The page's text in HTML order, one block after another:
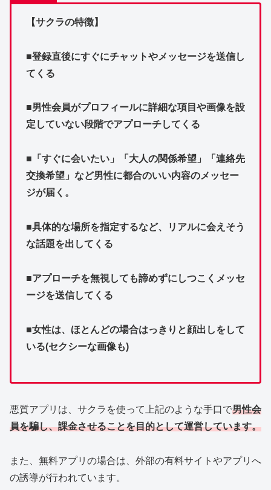
【サクラの特徴】
■登録直後にすぐにチャットやメッセージを送信し
てくる
■男性会員がプロフィールに詳細な項目や画像を設
定していない段階でアプローチしてくる
■「すぐに会いたい」「大人の関係希望」「連絡先
交換希望」など男性に都合のいい内容のメッセー
ジが届く。
■具体的な場所を指定するなど、リアルに会えそう
な話題を出してくる
■アプローチを無視しても諦めずにしつこくメッセ
ージを送信してくる
■女性は、ほとんどの場合はっきりと顔出しをして
いる(セクシーな画像も)
悪質アプリは、サクラを使って上記のような手口で男性会
員を騙し、課金させることを目的として運営しています。
また、無料アプリの場合は、外部の有料サイトやアプリへ
の誘導が行われています。